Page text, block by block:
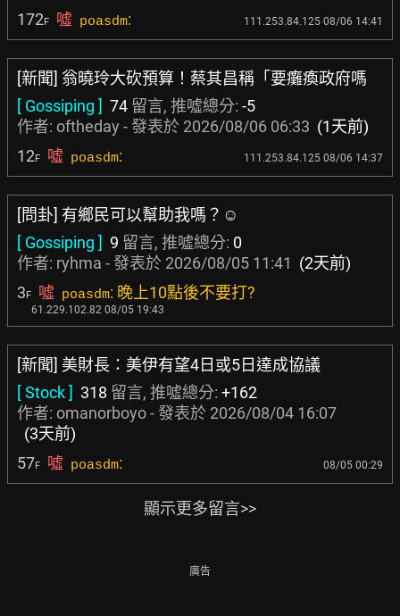
172F 噓 poasdm: 111.253.84.125 08/06 14:41
[新聞] 翁曉玲大砍預算！蔡其昌稱「要癱瘓政府嗎
[ Gossiping ] 74 留言, 推噓總分: -5
作者: oftheday - 發表於 2026/08/06 06:33 (1天前)
12F 噓 poasdm: 111.253.84.125 08/06 14:37
[問卦] 有鄉民可以幫助我嗎？☺
[ Gossiping ] 9 留言, 推噓總分: 0
作者: ryhma - 發表於 2026/08/05 11:41 (2天前)
3F 噓 poasdm: 晚上10點後不要打?
61.229.102.82 08/05 19:43
[新聞] 美財長：美伊有望4日或5日達成協議
[ Stock ] 318 留言, 推噓總分: +162
作者: omanorboyo- 發表於 2026/08/04 16:07
(3天前)
57F 噓 poasdm: 08/05 00:29
顯示更多留言>>
廣告